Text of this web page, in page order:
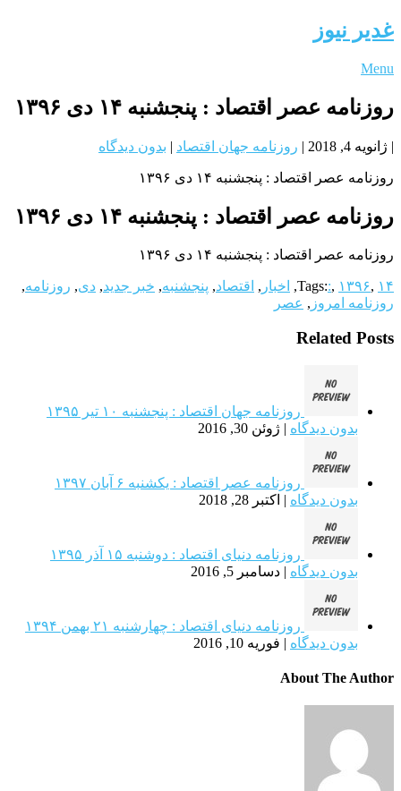
غدیر نیوز
Menu
روزنامه عصر اقتصاد : پنجشنبه ۱۴ دی ۱۳۹۶
| ژانویه 4, 2018 | روزنامه جهان اقتصاد | بدون دیدگاه
روزنامه عصر اقتصاد : پنجشنبه ۱۴ دی ۱۳۹۶
روزنامه عصر اقتصاد : پنجشنبه ۱۴ دی ۱۳۹۶
روزنامه عصر اقتصاد : پنجشنبه ۱۴ دی ۱۳۹۶
Tags::, ۱۳۹۶, ۱۴ , اخبار , اقتصاد, پنجشنبه, خبر جدید, دی, روزنامه,
روزنامه امروز , عصر
Related Posts
روزنامه جهان اقتصاد : پنجشنبه ۱۰ تیر ۱۳۹۵
بدون دیدگاه | ژوئن 30, 2016
روزنامه عصر اقتصاد : یکشنبه‌ ۶ آبان ۱۳۹۷
بدون دیدگاه | اکتبر 28, 2018
روزنامه دنیای اقتصاد : دوشنبه ۱۵ آذر ۱۳۹۵
بدون دیدگاه | دسامبر 5, 2016
روزنامه دنیای اقتصاد : چهارشنبه ۲۱ بهمن ۱۳۹۴
بدون دیدگاه | فوریه 10, 2016
About The Author